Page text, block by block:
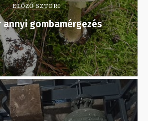
ELŐZŐ SZTORI
annyi gombamérgezés